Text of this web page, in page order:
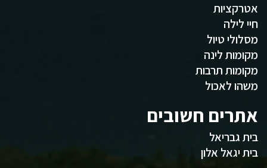
אטרקציות
חיי לילה
מסלולי טיול
מקומות לינה
מקומות תרבות
משהו לאכול
אתרים חשובים
בית גבריאל
בית יגאל אלון